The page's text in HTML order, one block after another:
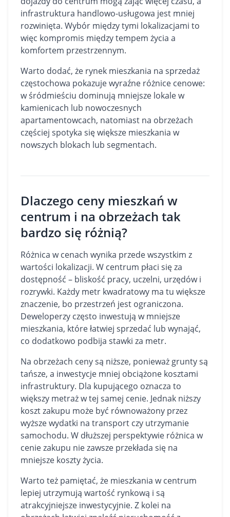
infrastruktura handlowo-usługowa jest mniej
rozwinięta. Wybór między tymi lokalizacjami to
więc kompromis między tempem życia a
komfortem przestrzennym.
Warto dodać, że rynek mieszkania na sprzedaż
częstochowa pokazuje wyraźne różnice cenowe:
w śródmieściu dominują mniejsze lokale w
kamienicach lub nowoczesnych
apartamentowcach, natomiast na obrzeżach
częściej spotyka się większe mieszkania w
nowszych blokach lub segmentach.
Dlaczego ceny mieszkań w
centrum i na obrzeżach tak
bardzo się różnią?
Różnica w cenach wynika przede wszystkim z
wartości lokalizacji. W centrum płaci się za
dostępność – bliskość pracy, uczelni, urzędów i
rozrywki. Każdy metr kwadratowy ma tu większe
znaczenie, bo przestrzeń jest ograniczona.
Deweloperzy często inwestują w mniejsze
mieszkania, które łatwiej sprzedać lub wynająć,
co dodatkowo podbija stawki za metr.
Na obrzeżach ceny są niższe, ponieważ grunty są
tańsze, a inwestycje mniej obciążone kosztami
infrastruktury. Dla kupującego oznacza to
większy metraż w tej samej cenie. Jednak niższy
koszt zakupu może być równoważony przez
wyższe wydatki na transport czy utrzymanie
samochodu. W dłuższej perspektywie różnica w
cenie zakupu nie zawsze przekłada się na
mniejsze koszty życia.
Warto też pamiętać, że mieszkania w centrum
lepiej utrzymują wartość rynkową i są
atrakcyjniejsze inwestycyjnie. Z kolei na